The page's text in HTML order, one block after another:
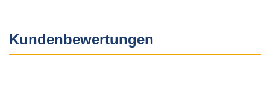
Kundenbewertungen